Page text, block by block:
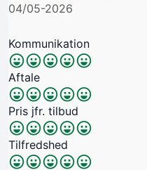
04/05-2026
Kommunikation
Aftale
Pris jfr. tilbud
Tilfredshed